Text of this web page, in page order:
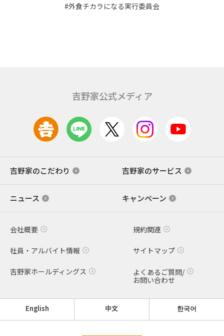
#外食チカラになる実行委員会
吉野家公式メディア
吉野家のこだわり 吉野家のサービス
ニュース キャンペーン
会社概要 規約関連
社員・アルバイト情報 サイトマップ
吉野家ホールディングス
よくあるご質問/
お問い合わせ
English 中文 한국어